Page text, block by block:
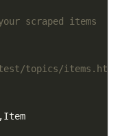
scraped items
topics/items.html